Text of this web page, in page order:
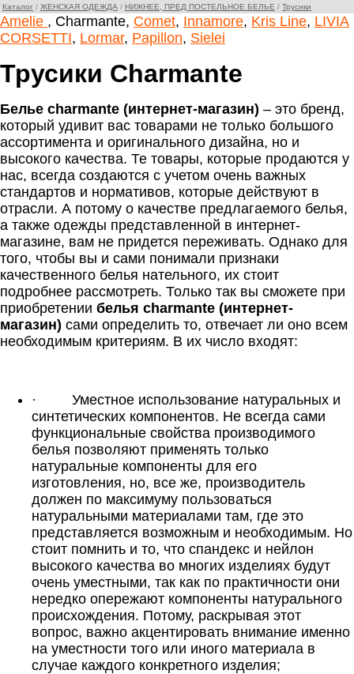
Каталог / ЖЕНСКАЯ ОДЕЖДА / НИЖНЕЕ, ПРЕД ПОСТЕЛЬНОЕ БЕЛЬЕ / Трусики
Amelie , Charmante, Comet, Innamore, Kris Line, LIVIA
CORSETTI, Lormar, Papillon, Sielei
Трусики Charmante
Белье charmante (интернет-магазин) – это бренд,
который удивит вас товарами не только большого
ассортимента и оригинального дизайна, но и
высокого качества. Те товары, которые продаются у
нас, всегда создаются с учетом очень важных
стандартов и нормативов, которые действуют в
отрасли. А потому о качестве предлагаемого белья,
а также одежды представленной в интернет-
магазине, вам не придется переживать. Однако для
того, чтобы вы и сами понимали признаки
качественного белья нательного, их стоит
подробнее рассмотреть. Только так вы сможете при
приобретении белья charmante (интернет-
магазин) сами определить то, отвечает ли оно всем
необходимым критериям. В их число входят:
·
Уместное использование натуральных и
синтетических компонентов. Не всегда сами
функциональные свойства производимого
белья позволяют применять только
натуральные компоненты для его
изготовления, но, все же, производитель
должен по максимуму пользоваться
натуральными материалами там, где это
представляется возможным и необходимым. Но
стоит помнить и то, что спандекс и нейлон
высокого качества во многих изделиях будут
очень уместными, так как по практичности они
нередко опережают компоненты натурального
происхождения. Потому, раскрывая этот
вопрос, важно акцентировать внимание именно
на уместности того или иного материала в
случае каждого конкретного изделия;